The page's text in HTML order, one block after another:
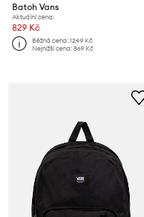
Batoh Vans
Aktuální cena:
829 Kč
Běžná cena:1249 Kč
Nejnižší cena:869 Kč